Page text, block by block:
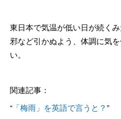
東日本で気温が低い日が続く
邪など引かぬよう、体調に気
い。
関連記事：
“ 「梅雨」を英語で言うと？”